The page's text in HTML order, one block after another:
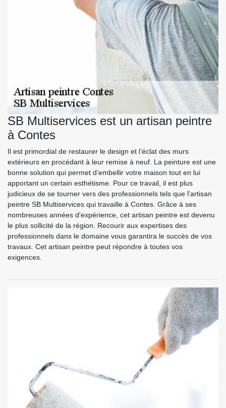
SB Multiservices est un artisan peintre
à Contes
Il est primordial de restaurer le design et l’éclat des murs
extérieurs en procédant à leur remise à neuf. La peinture est une
bonne solution qui permet d’embellir votre maison tout en lui
apportant un certain esthétisme. Pour ce travail, il est plus
judicieux de se tourner vers des professionnels tels que l'artisan
peintre SB Multiservices qui travaille à Contes. Grâce à ses
nombreuses années d'expérience, cet artisan peintre est devenu
le plus sollicité de la région. Recourir aux expertises des
professionnels dans le domaine vous garantira le succès de vos
travaux. Cet artisan peintre peut répondre à toutes vos
exigences.